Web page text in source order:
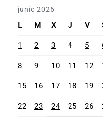
junio 2026
L M X J V
1 2 3 4 5
8 9 10 11 12
15 16 17 18 19
22 23 24 25 26